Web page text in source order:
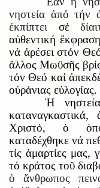
νηστεία ἀπό τήν
ἐκπίπτει σέ
αὐθεντική
νά ἀρέσει στόν
ἄλλος Μωϋσῆς
τόν Θεό καί
οὐράνιας εὐλογίας.
Ἡ
Χριστό, ὁ
καταδέχθηκε νά
τίς ἁμαρτίες μας,
τό κράτος τοῦ
ὁ ἄνθρωπος